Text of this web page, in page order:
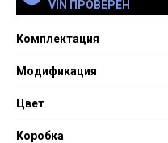
VIN ПРОВЕРЕН
Комплектация
Модификация
Цвет
Коробка